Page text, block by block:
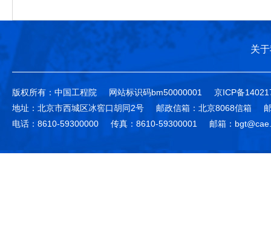
关
版权所有：中国工程院 网站标识码bm50000001
京ICP备
地址：北京市西城区冰窖口胡同2号
邮政信箱：北京8068信箱
电话：8610-59300000
传真：8610-59300001 邮箱：